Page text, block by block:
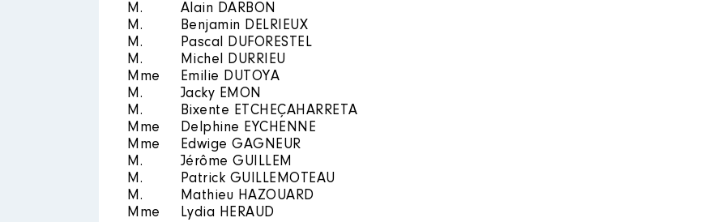
M.
Alain DARBON
M.
Benjamin DELRIEUX
M.
Pascal DUFORESTEL
M.
Michel DURRIEU
Mme
Emilie DUTOYA
M.
Jacky EMON
M.
Bixente ETCHEÇAHARRETA
Mme
Delphine EYCHENNE
Mme
Edwige GAGNEUR
M.
Jérôme GUILLEM
M.
Patrick GUILLEMOTEAU
M.
Mathieu HAZOUARD
Mme
Lydia HERAUD